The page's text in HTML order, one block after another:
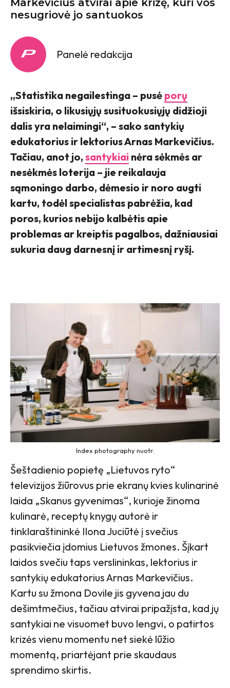
nesugriovė jo santuokos
Panelė redakcija
„Statistika negailestinga – pusė porų
išsiskiria, o likusiųjų susituokusiųjų didžioji
dalis yra nelaimingi“, – sako santykių
edukatorius ir lektorius Arnas Markevičius.
Tačiau, anot jo, santykiai nėra sėkmės ar
nesėkmės loterija – jie reikalauja
sąmoningo darbo, dėmesio ir noro augti
kartu, todėl specialistas pabrėžia, kad
poros, kurios nebijo kalbėtis apie
problemas ar kreiptis pagalbos, dažniausiai
sukuria daug darnesnį ir artimesnį ryšį.
Index photography nuotr.
Šeštadienio popietę „Lietuvos ryto“
televizijos žiūrovus prie ekranų kvies kulinarinė
laida „Skanus gyvenimas“, kurioje žinoma
kulinarė, receptų knygų autorė ir
tinklaraštininkė Ilona Juciūtė į svečius
pasikviečia įdomius Lietuvos žmones. Šįkart
laidos svečiu taps verslininkas, lektorius ir
santykių edukatorius Arnas Markevičius.
Kartu su žmona Dovile jis gyvena jau du
dešimtmečius, tačiau atvirai pripažįsta, kad jų
santykiai ne visuomet buvo lengvi, o patirtos
krizės vienu momentu net siekė lūžio
momentą, priartėjant prie skaudaus
sprendimo skirtis.